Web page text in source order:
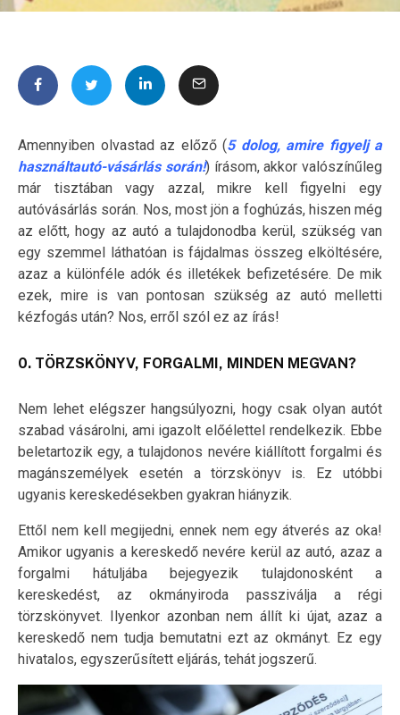
Amennyiben olvastad az előző (5 dolog, amire figyelj a
használtautó-vásárlás során!) írásom, akkor valószínűleg
már tisztában vagy azzal, mikre kell figyelni egy
autóvásárlás során. Nos, most jön a foghúzás, hiszen még
az előtt, hogy az autó a tulajdonodba kerül, szükség van
egy szemmel láthatóan is fájdalmas összeg elköltésére,
azaz a különféle adók és illetékek befizetésére. De mik
ezek, mire is van pontosan szükség az autó melletti
kézfogás után? Nos, erről szól ez az írás!
0. TÖRZSKÖNYV, FORGALMI, MINDEN MEGVAN?
Nem lehet elégszer hangsúlyozni, hogy csak olyan autót
szabad vásárolni, ami igazolt előélettel rendelkezik. Ebbe
beletartozik egy, a tulajdonos nevére kiállított forgalmi és
magánszemélyek esetén a törzskönyv is. Ez utóbbi
ugyanis kereskedésekben gyakran hiányzik.
Ettől nem kell megijedni, ennek nem egy átverés az oka!
Amikor ugyanis a kereskedő nevére kerül az autó, azaz a
forgalmi hátuljába bejegyezik tulajdonosként a
kereskedést, az okmányiroda passziválja a régi
törzskönyvet. Ilyenkor azonban nem állít ki újat, azaz a
kereskedő nem tudja bemutatni ezt az okmányt. Ez egy
hivatalos, egyszerűsített eljárás, tehát jogszerű.